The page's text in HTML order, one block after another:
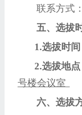
联系方式：
五、选拔
1.选拔时间
2.选拔地点
号楼会议室
六、选拔